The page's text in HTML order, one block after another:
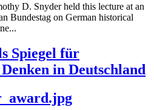
D. Snyder held this lecture at an
Bundestag on German historical
Spiegel für
in Deutschland